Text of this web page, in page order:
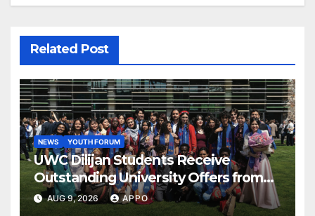
Related Post
NEWS YOUTH FORUM
UWC Dilijan Students Receive
Outstanding University Offers from
the World’s Leading Institutions
AUG 9, 2026 APPO